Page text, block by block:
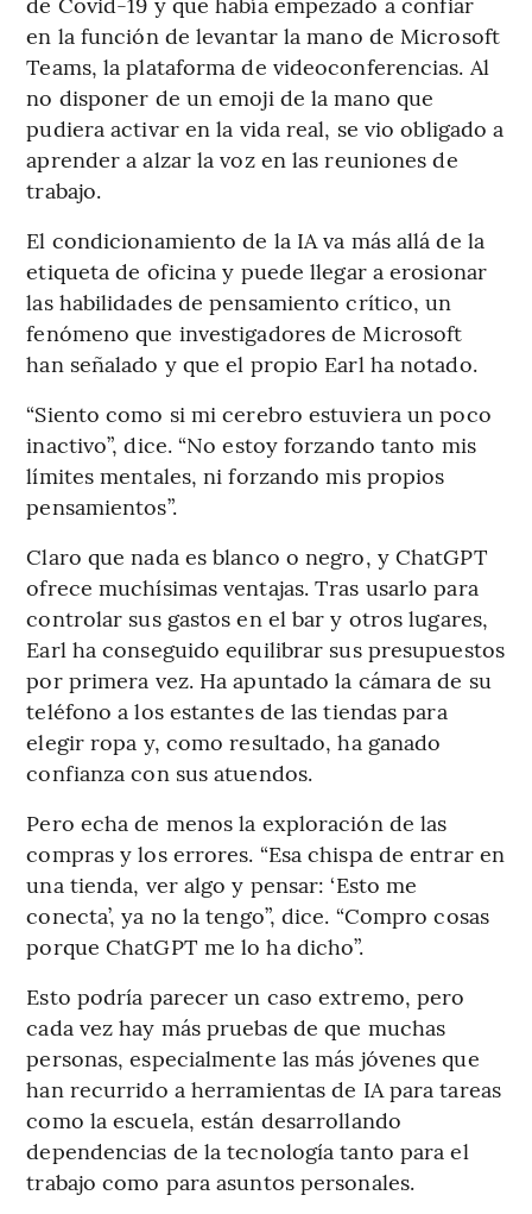
en la función de levantar la mano de Microsoft
Teams, la plataforma de videoconferencias. Al
no disponer de un emoji de la mano que
pudiera activar en la vida real, se vio obligado a
aprender a alzar la voz en las reuniones de
trabajo.
El condicionamiento de la IA va más allá de la
etiqueta de oficina y puede llegar a erosionar
las habilidades de pensamiento crítico, un
fenómeno que investigadores de Microsoft
han señalado y que el propio Earl ha notado.
“Siento como si mi cerebro estuviera un poco
inactivo”, dice. “No estoy forzando tanto mis
límites mentales, ni forzando mis propios
pensamientos”.
Claro que nada es blanco o negro, y ChatGPT
ofrece muchísimas ventajas. Tras usarlo para
controlar sus gastos en el bar y otros lugares,
Earl ha conseguido equilibrar sus presupuestos
por primera vez. Ha apuntado la cámara de su
teléfono a los estantes de las tiendas para
elegir ropa y, como resultado, ha ganado
confianza con sus atuendos.
Pero echa de menos la exploración de las
compras y los errores. “Esa chispa de entrar en
una tienda, ver algo y pensar: ‘Esto me
conecta’, ya no la tengo”, dice. “Compro cosas
porque ChatGPT me lo ha dicho”.
Esto podría parecer un caso extremo, pero
cada vez hay más pruebas de que muchas
personas, especialmente las más jóvenes que
han recurrido a herramientas de IA para tareas
como la escuela, están desarrollando
dependencias de la tecnología tanto para el
trabajo como para asuntos personales.